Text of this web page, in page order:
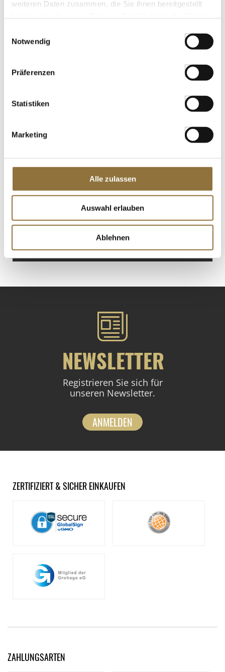
weiteren Daten zusammen, die Sie ihnen bereitgestellt
Notwendig
Präferenzen
Statistiken
Marketing
Alle zulassen
Auswahl erlauben
Ablehnen
€ 30,00
St.
Gewürzgarten Himbeer Fruchtpulver,
€ 15,99
St.
NEWSLETTER
Registrieren Sie sich für
unseren Newsletter.
ANMELDEN
ZERTIFIZIERT & SICHER EINKAUFEN
ZAHLUNGSARTEN